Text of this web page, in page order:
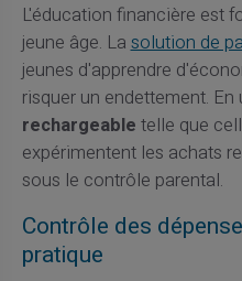
L'éducation financière est
jeune âge. Lasolution de
jeunes d'apprendre
risquer un endettement.
rechargeable telle que
expérimentent les achats
sous le contrôle parental.
Contrôle des
pratique